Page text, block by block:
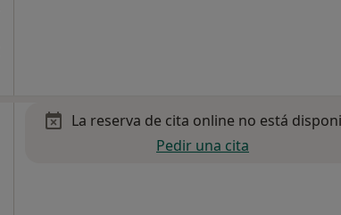
La reserva de cita online no está
Pedir una cita